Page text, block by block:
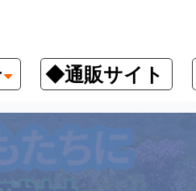
◆通販サイト